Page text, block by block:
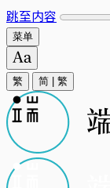
跳至内容
菜单
繁 简 繁